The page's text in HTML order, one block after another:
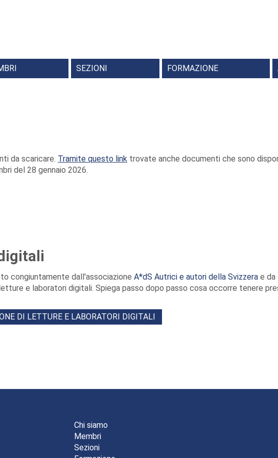
SEZIONI FORMAZIONE
da scaricare. Tramite questo link trovate anche documenti che sono
del 28 gennaio 2026.
congiuntamente dall'associazione A*dS Autrici e autori della Svizzera e da
letture e laboratori digitali. Spiega passo dopo passo cosa occorre tenere
DI LETTURE E LABORATORI DIGITALI
Chi siamo
Membri
Sezioni